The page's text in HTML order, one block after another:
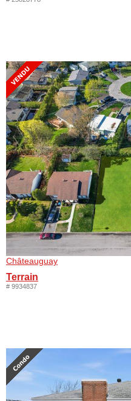
Châteauguay
Terrain
# 9934837